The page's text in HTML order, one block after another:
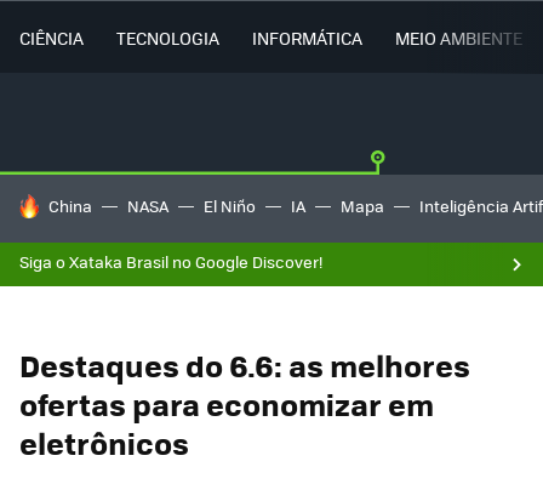
CIÊNCIA TECNOLOGIA INFORMÁTICA MEIO AMBIENTE
TENDÊNCIAS DO DIA
China NASA El Niño IA Mapa Inteligência
Siga o Xataka Brasil no Google Discover!
Destaques do 6.6: as melhores
ofertas para economizar em
eletrônicos